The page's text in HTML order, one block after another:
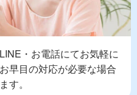
・お電話にてお気軽に
早目の対応が必要な場合
す。